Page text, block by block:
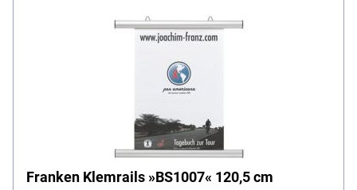
Franken Klemrails »BS1007« 120,5 cm